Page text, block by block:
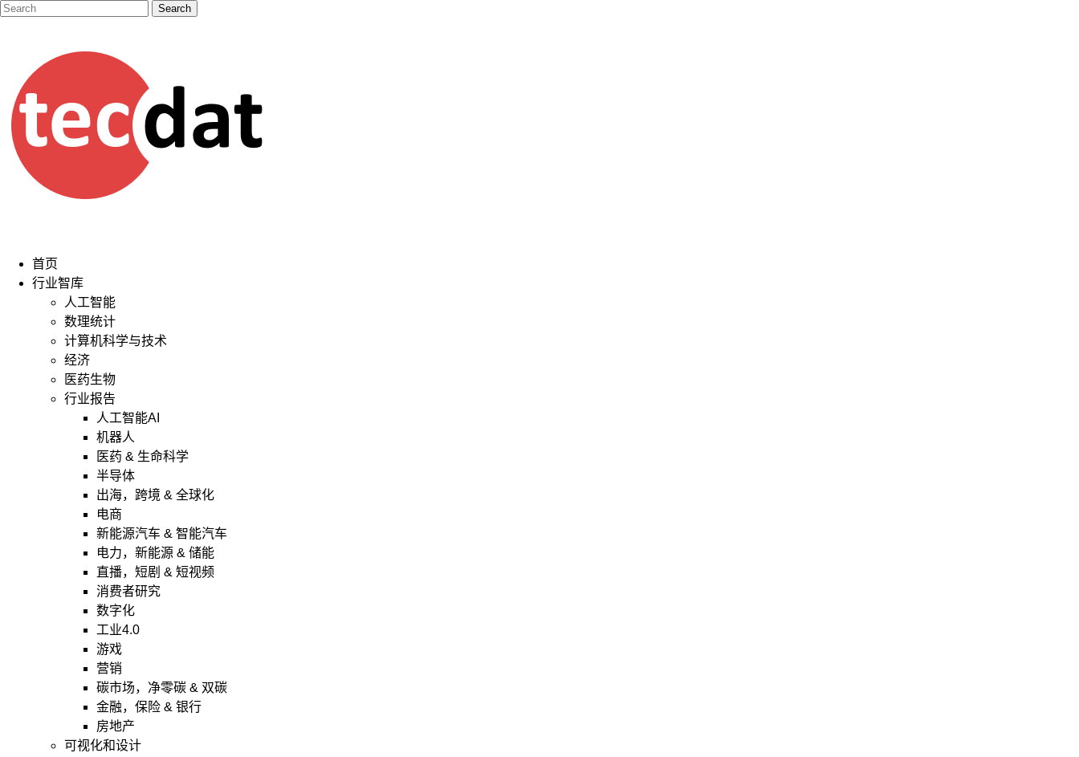
首页
行业智库
人工智能
数理统计
计算机科学与技术
经济
医药生物
行业报告
人工智能AI
机器人
医药 & 生命科学
半导体
出海，跨境 & 全球化
电商
新能源汽车 & 智能汽车
电力，新能源 & 储能
直播，短剧 & 短视频
消费者研究
数字化
工业4.0
游戏
营销
碳市场，净零碳 & 双碳
金融，保险 & 银行
房地产
可视化和设计